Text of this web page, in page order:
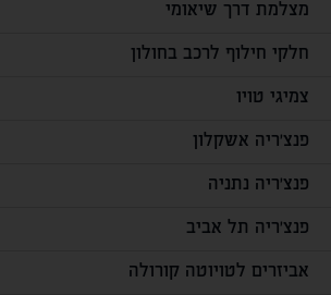
מצלמת דרך שיאומי
חלקי חילוף לרכב בחולון
צמיגי טויו
פנצ'ריה אשקלון
פנצ'ריה נתניה
פנצ'ריה תל אביב
אביזרים לטויוטה קורולה